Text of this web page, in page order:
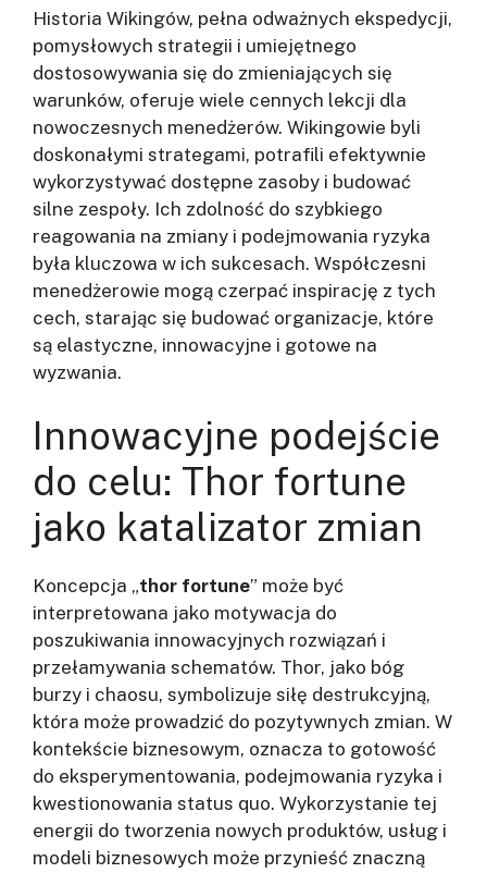
Historia Wikingów, pełna odważnych ekspedycji,
pomysłowych strategii i umiejętnego
dostosowywania się do zmieniających się
warunków, oferuje wiele cennych lekcji dla
nowoczesnych menedżerów. Wikingowie byli
doskonałymi strategami, potrafili efektywnie
wykorzystywać dostępne zasoby i budować
silne zespoły. Ich zdolność do szybkiego
reagowania na zmiany i podejmowania ryzyka
była kluczowa w ich sukcesach. Współczesni
menedżerowie mogą czerpać inspirację z tych
cech, starając się budować organizacje, które
są elastyczne, innowacyjne i gotowe na
wyzwania.
Innowacyjne podejście
do celu: Thor fortune
jako katalizator zmian
Koncepcja „thor fortune” może być
interpretowana jako motywacja do
poszukiwania innowacyjnych rozwiązań i
przełamywania schematów. Thor, jako bóg
burzy i chaosu, symbolizuje siłę destrukcyjną,
która może prowadzić do pozytywnych zmian. W
kontekście biznesowym, oznacza to gotowość
do eksperymentowania, podejmowania ryzyka i
kwestionowania status quo. Wykorzystanie tej
energii do tworzenia nowych produktów, usług i
modeli biznesowych może przynieść znaczną